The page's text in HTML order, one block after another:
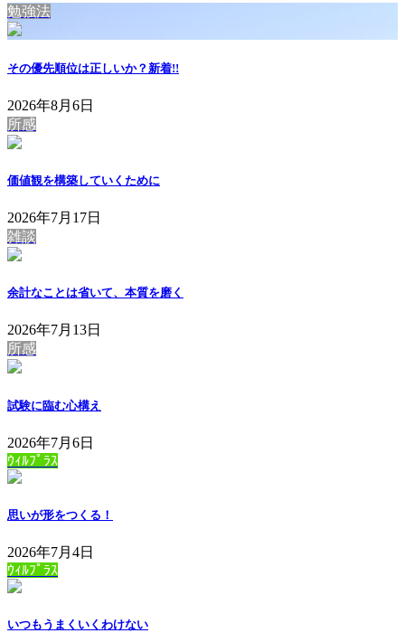
勉強法
その優先順位は正しいか？ 新着!!
2026年8月6日
所感
価値観を構築していくために
2026年7月17日
雑談
余計なことは省いて、本質を磨く
2026年7月13日
所感
試験に臨む心構え
2026年7月6日
ｳｨﾙﾌﾟﾗｽ
思いが形をつくる！
2026年7月4日
ｳｨﾙﾌﾟﾗｽ
いつもうまくいくわけない